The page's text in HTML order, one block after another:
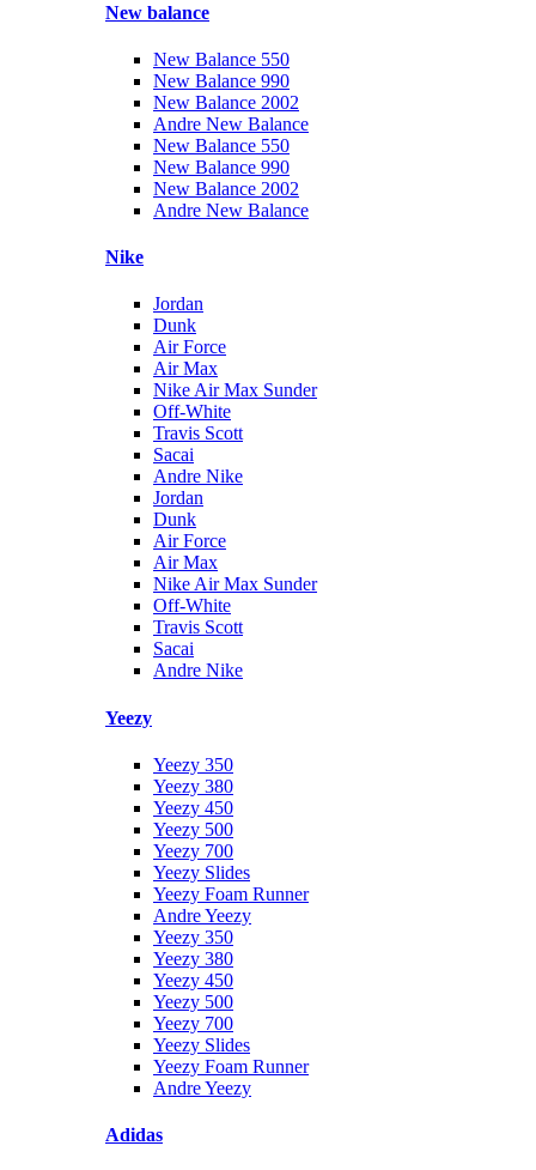
New balance
New Balance 550
New Balance 990
New Balance 2002
Andre New Balance
New Balance 550
New Balance 990
New Balance 2002
Andre New Balance
Nike
Jordan
Dunk
Air Force
Air Max
Nike Air Max Sunder
Off-White
Travis Scott
Sacai
Andre Nike
Jordan
Dunk
Air Force
Air Max
Nike Air Max Sunder
Off-White
Travis Scott
Sacai
Andre Nike
Yeezy
Yeezy 350
Yeezy 380
Yeezy 450
Yeezy 500
Yeezy 700
Yeezy Slides
Yeezy Foam Runner
Andre Yeezy
Yeezy 350
Yeezy 380
Yeezy 450
Yeezy 500
Yeezy 700
Yeezy Slides
Yeezy Foam Runner
Andre Yeezy
Adidas